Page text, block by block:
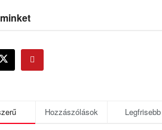
Hozzászólások Legfrisebb